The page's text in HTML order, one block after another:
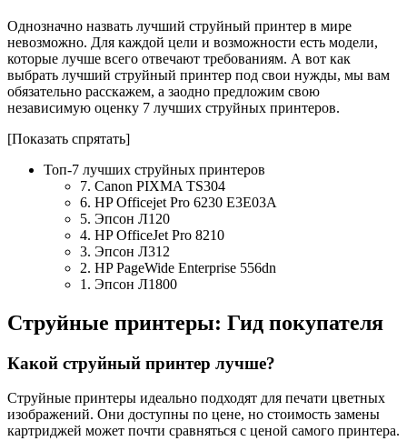
Однозначно назвать лучший струйный принтер в мире
невозможно. Для каждой цели и возможности есть модели,
которые лучше всего отвечают требованиям. А вот как
выбрать лучший струйный принтер под свои нужды, мы вам
обязательно расскажем, а заодно предложим свою
независимую оценку 7 лучших струйных принтеров.
[Показать спрятать]
Топ-7 лучших струйных принтеров
7. Canon PIXMA TS304
6. HP Officejet Pro 6230 E3E03A
5. Эпсон Л120
4. HP OfficeJet Pro 8210
3. Эпсон Л312
2. HP PageWide Enterprise 556dn
1. Эпсон Л1800
Струйные принтеры: Гид покупателя
Какой струйный принтер лучше?
Струйные принтеры идеально подходят для печати цветных
изображений. Они доступны по цене, но стоимость замены
картриджей может почти сравняться с ценой самого принтера.